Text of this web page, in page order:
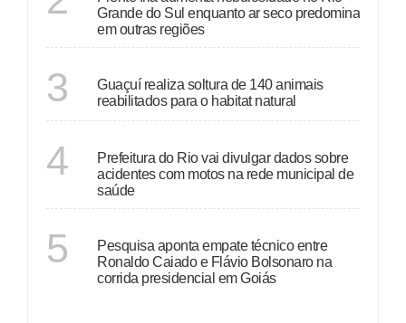
Grande do Sul enquanto ar seco predomina
em outras regiões
3
Guaçuí realiza soltura de 140 animais
reabilitados para o habitat natural
4
Prefeitura do Rio vai divulgar dados sobre
acidentes com motos na rede municipal de
saúde
5
Pesquisa aponta empate técnico entre
Ronaldo Caiado e Flávio Bolsonaro na
corrida presidencial em Goiás